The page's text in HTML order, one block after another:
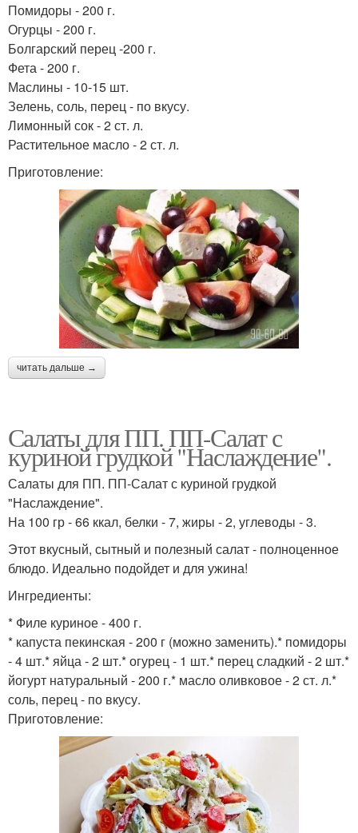
Помидоры - 200 г.
Огурцы - 200 г.
Болгарский перец -200 г.
Фета - 200 г.
Маслины - 10-15 шт.
Зелень, соль, перец - по вкусу.
Лимонный сок - 2 ст. л.
Растительное масло - 2 ст. л.
Приготовление:
читать дальше →
Салаты для ПП. ПП-Салат с
куриной грудкой "Наслаждение".
Салаты для ПП. ПП-Салат с куриной грудкой
"Наслаждение".
На 100 гр - 66 ккал, белки - 7, жиры - 2, углеводы - 3.
Этот вкусный, сытный и полезный салат - полноценное
блюдо. Идеально подойдет и для ужина!
Ингредиенты:
* Филе куриное - 400 г.
* капуста пекинская - 200 г (можно заменить).* помидоры
- 4 шт.* яйца - 2 шт.* огурец - 1 шт.* перец сладкий - 2 шт.*
йогурт натуральный - 200 г.* масло оливковое - 2 ст. л.*
соль, перец - по вкусу.
Приготовление: